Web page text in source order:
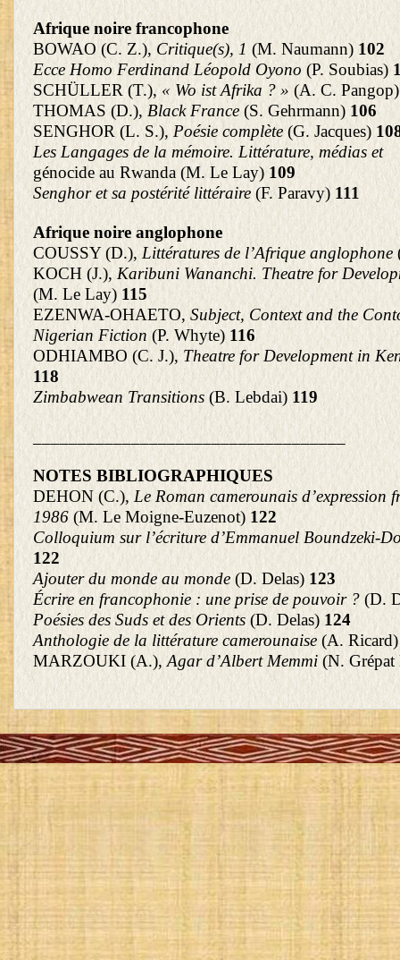
Afrique noire francophone
BOWAO (C. Z.), Critique(s), 1 (M. Naumann) 102
Ecce Homo Ferdinand Léopold Oyono (P. Soubias)
SCHÜLLER (T.),« Wo ist Afrika ? » (A. C.
THOMAS (D.), Black France (S. Gehrmann) 106
SENGHOR (L. S.), Poésie complète (G. Jacques)
Les Langages de la mémoire. Littérature, médias et
génocide au Rwanda (M. Le Lay) 109
Senghor et sa postérité littéraire (F. Paravy) 111
Afrique noire anglophone
COUSSY (D.),Littératures de l’Afrique anglophone
KOCH (J.),Karibuni Wananchi. Theatre for
(M. Le Lay) 115
EZENWA-OHAETO, Subject, Context and the
Nigerian Fiction (P. Whyte) 116
ODHIAMBO (C. J.), Theatre for Development in
118
Zimbabwean Transitions (B. Lebdai) 119
___________________________________
NOTES BIBLIOGRAPHIQUES
DEHON (C.),Le Roman camerounais d’expression
1986 (M. Le Moigne-Euzenot) 122
Colloquium sur l’écriture d’Emmanuel Boundzeki-
122
Ajouter du monde au monde (D. Delas) 123
Écrire en francophonie : une prise de pouvoir ? (D.
Poésies des Suds et des Orients (D. Delas) 124
Anthologie de la littérature camerounaise (A.
MARZOUKI (A.),Agar d’Albert Memmi (N.